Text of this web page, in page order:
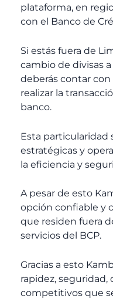
plataforma, en
con el Banco de
Si estás fuera de
cambio de divisas
deberás contar
realizar la
banco.
Esta particularidad
estratégicas y
la eficiencia y
A pesar de esto
opción confiable y
que residen fuera
servicios del BCP.
Gracias a esto
rapidez,
competitivos que